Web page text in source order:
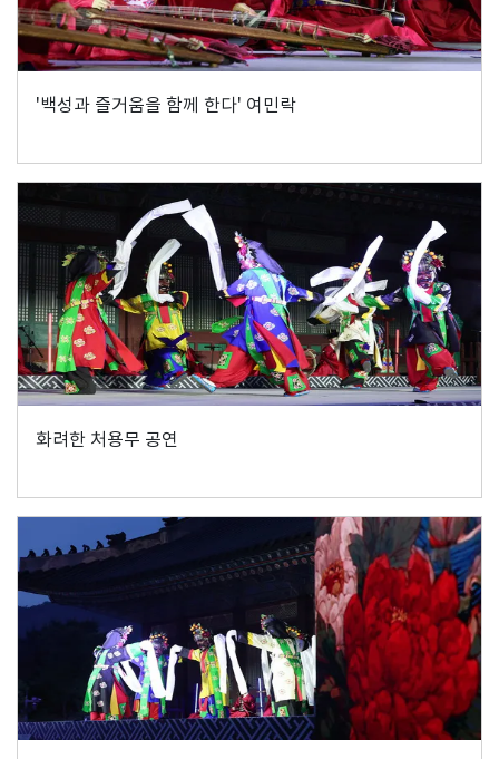
'백성과 즐거움을 함께 한다' 여민락
화려한 처용무 공연